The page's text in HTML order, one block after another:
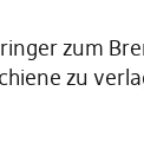
zum
zu